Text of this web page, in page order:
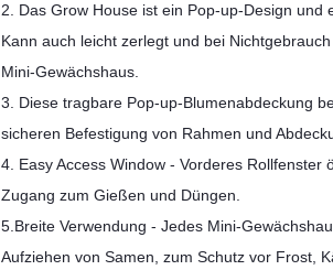
2. Das Grow House ist ein Pop-up-Design
Kann auch leicht zerlegt und bei
Mini-Gewächshaus.
3. Diese tragbare Pop-up-Blumenabdeckung
sicheren Befestigung von Rahmen und
4. Easy Access Window - Vorderes
Zugang zum Gießen und Düngen.
5.Breite Verwendung - Jedes Mini-
Aufziehen von Samen, zum Schutz vor Frost,